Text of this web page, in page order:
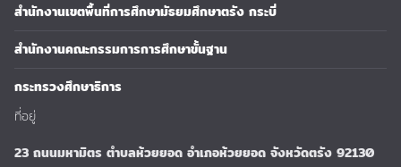
สำนักงานเขตพื้นที่การศึกษามัธยมศึกษาตรัง กระบี่
สำนักงานคณะกรรมการการศึกษาขั้นฐาน
กระทรวงศึกษาธิการ
ที่อยู่
23 ถนนมหามิตร ตำบลห้วยยอด อำเภอห้วยยอด จังหวัดตรัง 92130